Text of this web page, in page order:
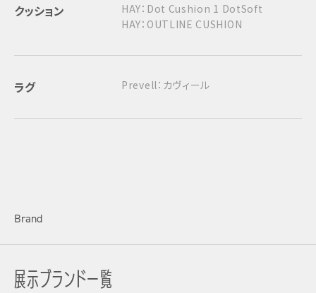
クッション
HAY：Dot Cushion 1 DotSoft
HAY：OUTLINE CUSHION
ラグ Prevell：カヴィール
Brand
展示ブランド一覧